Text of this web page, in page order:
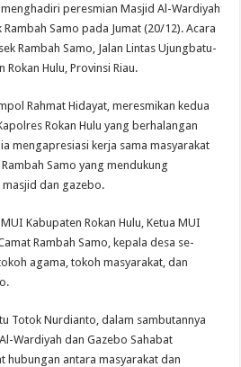
peresmian Masjid Al-Wardiyah
Samo pada Jumat (20/12). Acara
Rambah Samo, Jalan Lintas Ujungbatu-
Rokan Hulu, Provinsi Riau.
Rahmat Hidayat, meresmikan kedua
Rokan Hulu yang berhalangan
mengapresiasi kerja sama masyarakat
Samo yang mendukung
dan gazebo.
Kabupaten Rokan Hulu, Ketua MUI
Rambah Samo, kepala desa se-
agama, tokoh masyarakat, dan
Totok Nurdianto, dalam sambutannya
Wardiyah dan Gazebo Sahabat
hubungan antara masyarakat dan